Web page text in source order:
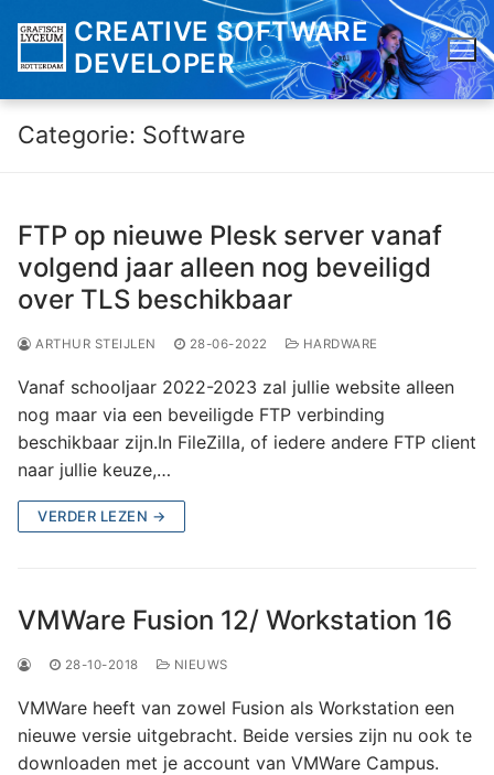
naar
de
inhoud
CREATIVE SOFTWARE
DEVELOPER
Categorie: Software
FTP op nieuwe Plesk server vanaf
volgend jaar alleen nog beveiligd
over TLS beschikbaar
ARTHUR STEIJLEN 28-06-2022 HARDWARE
Vanaf schooljaar 2022-2023 zal jullie website alleen
nog maar via een beveiligde FTP verbinding
beschikbaar zijn.In FileZilla, of iedere andere FTP client
naar jullie keuze,…
VERDER LEZEN →
VMWare Fusion 12/ Workstation 16
28-10-2018 NIEUWS
VMWare heeft van zowel Fusion als Workstation een
nieuwe versie uitgebracht. Beide versies zijn nu ook te
downloaden met je account van VMWare Campus.